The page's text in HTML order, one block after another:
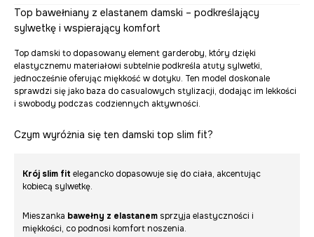
Top bawełniany z elastanem damski – podkreślający
sylwetkę i wspierający komfort
Top damski to dopasowany element garderoby, który dzięki
elastycznemu materiałowi subtelnie podkreśla atuty sylwetki,
jednocześnie oferując miękkość w dotyku. Ten model doskonale
sprawdzi się jako baza do casualowych stylizacji, dodając im lekkości
i swobody podczas codziennych aktywności.
Czym wyróżnia się ten damski top slim fit?
Krój slim fit elegancko dopasowuje się do ciała, akcentując
kobiecą sylwetkę.
Mieszanka bawełny z elastanem sprzyja elastyczności i
miękkości, co podnosi komfort noszenia.